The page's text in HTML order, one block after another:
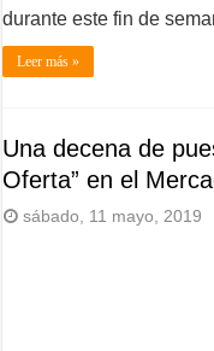
durante este fin de
Leer más »
Una decena de
Oferta” en el
sábado, 11 mayo, 2019